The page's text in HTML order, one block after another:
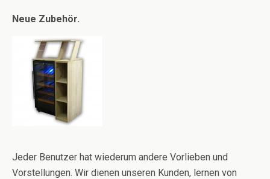
Neue Zubehör.
Jeder Benutzer hat wiederum andere Vorlieben und
Vorstellungen. Wir dienen unseren Kunden, lernen von